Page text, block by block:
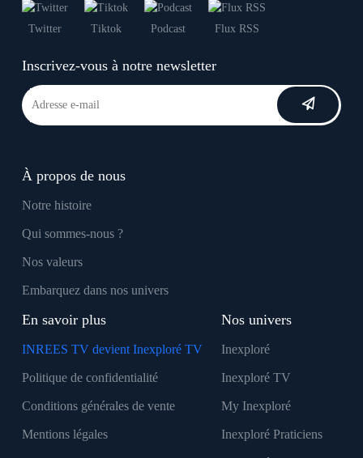
Twitter Tiktok Podcast Flux RSS
Inscrivez-vous à notre newsletter
À propos de nous
Notre histoire
Qui sommes-nous ?
Nos valeurs
Embarquez dans nos univers
En savoir plus
INREES TV devient Inexploré TV
Politique de confidentialité
Conditions générales de vente
Mentions légales
Nos univers
Inexploré
Inexploré TV
My Inexploré
Inexploré Praticiens